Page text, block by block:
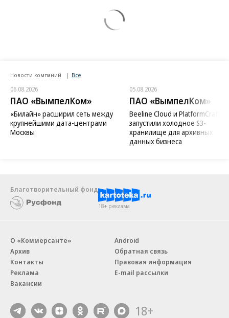
Новости компаний Все
06.08.2026
ПАО «ВымпелКом»
«Билайн» расширил сеть между
крупнейшими дата-центрами
Москвы
05.08.2026
ПАО «ВымпелКом»
Beeline Cloud и PlatformCraft
запустили холодное S3-
хранилище для архивных
данных бизнеса
Благотворительный фонд
18+ реклама
О «Коммерсанте»
Архив
Контакты
Реклама
Вакансии
Android
Обратная связь
Правовая информация
E-mail рассылки
18+